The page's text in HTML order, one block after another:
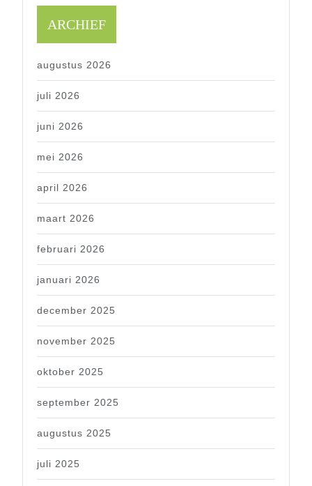
ARCHIEF
augustus 2026
juli 2026
juni 2026
mei 2026
april 2026
maart 2026
februari 2026
januari 2026
december 2025
november 2025
oktober 2025
september 2025
augustus 2025
juli 2025